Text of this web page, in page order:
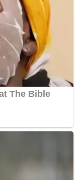
Dua bulan
saya sudah
diri kembali
bulan kena
tesis
akan
miliknya,